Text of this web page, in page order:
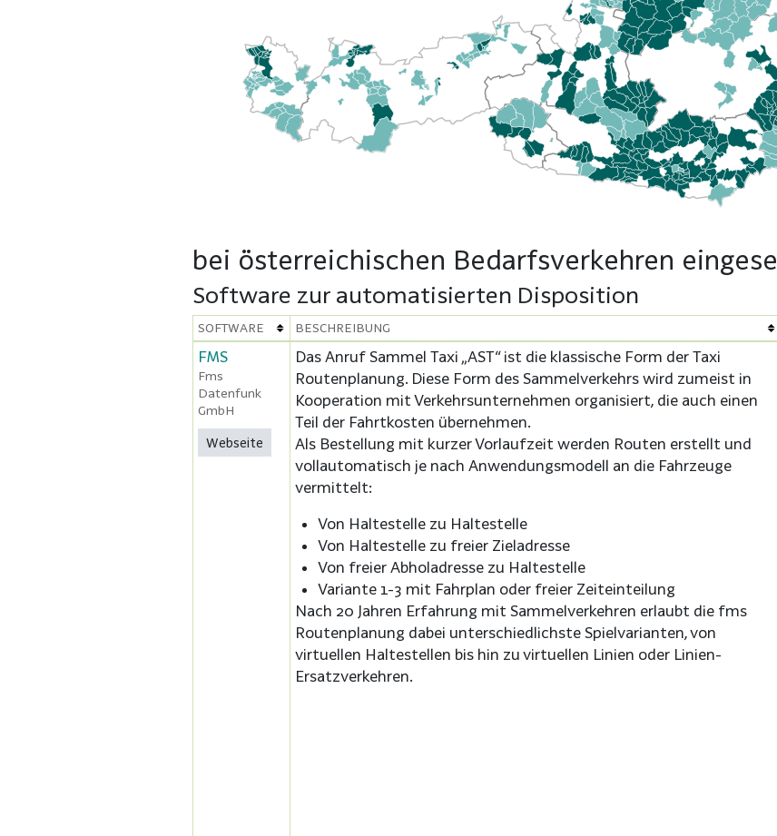
bei österreichischen Bedarfsverkehren
Software zur automatisierten Disposition
SOFTWARE BESCHREIBUNG
FMS
Fms
Datenfunk
GmbH
Webseite
Das Anruf Sammel Taxi „AST“ ist die klassische Form der Taxi
Routenplanung. Diese Form des Sammelverkehrs wird zumeist in
Kooperation mit Verkehrsunternehmen organisiert, die auch einen
Teil der Fahrtkosten übernehmen.
Als Bestellung mit kurzer Vorlaufzeit werden Routen erstellt und
vollautomatisch je nach Anwendungsmodell an die Fahrzeuge
vermittelt:
Von Haltestelle zu Haltestelle
Von Haltestelle zu freier Zieladresse
Von freier Abholadresse zu Haltestelle
Variante 1-3 mit Fahrplan oder freier Zeiteinteilung
Nach 20 Jahren Erfahrung mit Sammelverkehren erlaubt die fms
Routenplanung dabei unterschiedlichste Spielvarianten, von
virtuellen Haltestellen bis hin zu virtuellen Linien oder Linien-
Ersatzverkehren.